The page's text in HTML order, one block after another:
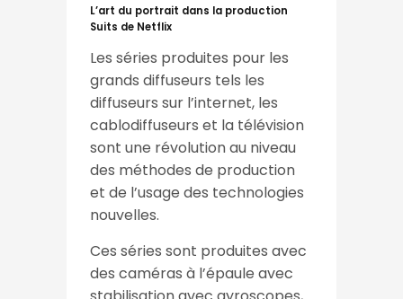
L’art du portrait dans la production
Suits de Netflix
Les séries produites pour les
grands diffuseurs tels les
diffuseurs sur l’internet, les
cablodiffuseurs et la télévision
sont une révolution au niveau
des méthodes de production
et de l’usage des technologies
nouvelles.
Ces séries sont produites avec
des caméras à l’épaule avec